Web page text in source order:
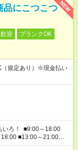
NEW
品にこつこつ
迎
ブランクOK
規定あり）※現金払い
■13:00～21:00
えてください！